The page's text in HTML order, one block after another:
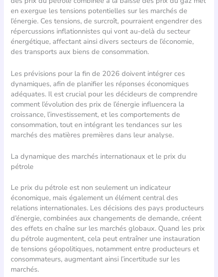
en exergue les tensions potentielles sur les marchés de
l’énergie. Ces tensions, de surcroît, pourraient engendrer des
répercussions inflationnistes qui vont au-delà du secteur
énergétique, affectant ainsi divers secteurs de l’économie,
des transports aux biens de consommation.
Les prévisions pour la fin de 2026 doivent intégrer ces
dynamiques, afin de planifier les réponses économiques
adéquates. Il est crucial pour les décideurs de comprendre
comment l’évolution des prix de l’énergie influencera la
croissance, l’investissement, et les comportements de
consommation, tout en intégrant les tendances sur les
marchés des matières premières dans leur analyse.
La dynamique des marchés internationaux et le prix du
pétrole
Le prix du pétrole est non seulement un indicateur
économique, mais également un élément central des
relations internationales. Les décisions des pays producteurs
d’énergie, combinées aux changements de demande, créent
des effets en chaîne sur les marchés globaux. Quand les prix
du pétrole augmentent, cela peut entraîner une instauration
de tensions géopolitiques, notamment entre producteurs et
consommateurs, augmentant ainsi l’incertitude sur les
marchés.